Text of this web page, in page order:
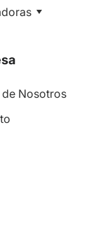
Nosotros